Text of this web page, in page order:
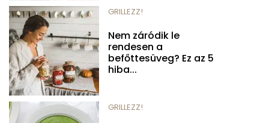
GRILLEZZ!
Nem záródik le
rendesen a
befőttesüveg? Ez az 5
hiba...
GRILLEZZ!